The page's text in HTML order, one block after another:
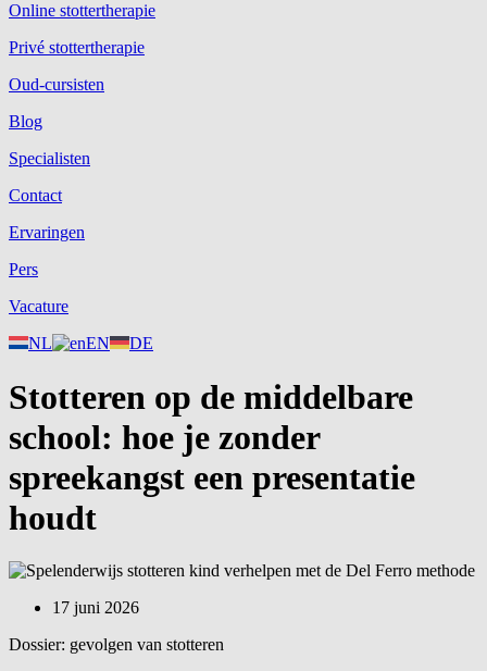
Online stottertherapie
Privé stottertherapie
Oud-cursisten
Blog
Specialisten
Contact
Ervaringen
Pers
Vacature
NL
EN DE
Stotteren op de middelbare
school: hoe je zonder
spreekangst een presentatie
houdt
17 juni 2026
Dossier: gevolgen van stotteren